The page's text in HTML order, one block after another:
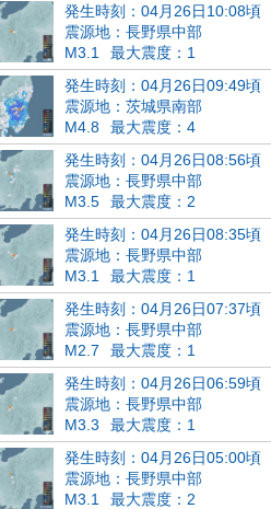
発生時刻：04月26日10:08頃
震源地：長野県中部
M3.1
最大震度：1
発生時刻：04月26日09:49頃
震源地：茨城県南部
M4.8
最大震度：4
発生時刻：04月26日08:56頃
震源地：長野県中部
M3.5
最大震度：2
発生時刻：04月26日08:35頃
震源地：長野県中部
M3.1
最大震度：1
発生時刻：04月26日07:37頃
震源地：長野県中部
M2.7
最大震度：1
発生時刻：04月26日06:59頃
震源地：長野県中部
M3.3
最大震度：1
発生時刻：04月26日05:00頃
震源地：長野県中部
M3.1
最大震度：2